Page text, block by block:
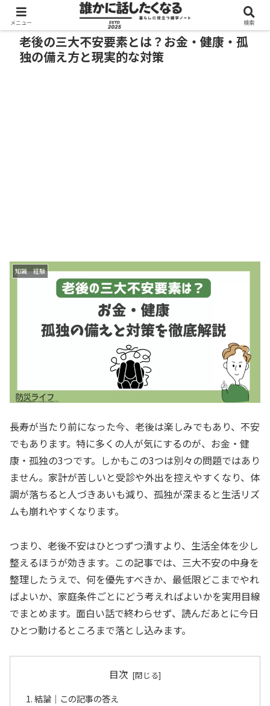
老後の三大不安要素とは？お金・健康・孤
独の備え方と現実的な対策
知識 経験
長寿が当たり前になった今、老後は楽しみでもあり、不安
でもあります。特に多くの人が気にするのが、お金・健
康・孤独の3つです。しかもこの3つは別々の問題ではあり
ません。家計が苦しいと受診や外出を控えやすくなり、体
調が落ちると人づきあいも減り、孤独が深まると生活リズ
ムも崩れやすくなります。
つまり、老後不安はひとつずつ潰すより、生活全体を少し
整えるほうが効きます。この記事では、三大不安の中身を
整理したうえで、何を優先すべきか、最低限どこまでやれ
ばよいか、家庭条件ごとにどう考えればよいかを実用目線
でまとめます。面白い話で終わらせず、読んだあとに今日
ひとつ動けるところまで落とし込みます。
目次
結論｜この記事の答え
メニュー 検索